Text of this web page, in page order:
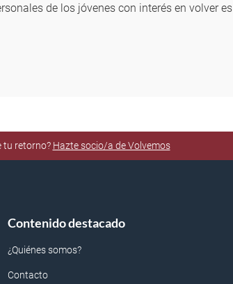
de los jóvenes con interés en volver es
tu retorno? Hazte socio/a de Volvemos
Contenido destacado
¿Quiénes somos?
Contacto